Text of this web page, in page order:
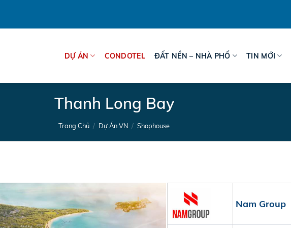
DỰ ÁN CONDOTEL ĐẤT NỀN – NHÀ PHỐ TIN MỚI
Thanh Long Bay
Trang Chủ / Dự Án VN / Shophouse
Nam Group